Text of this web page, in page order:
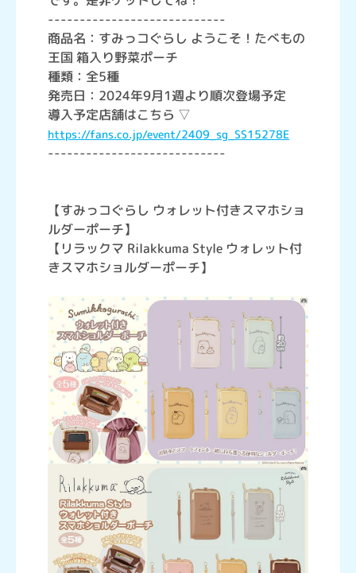
----------------------------
商品名：すみっコぐらし ようこそ！たべもの
王国 箱入り野菜ポーチ
種類：全5種
発売日：2024年9月1週より順次登場予定
導入予定店舗はこちら ▽
https://fans.co.jp/event/2409_sg_SS15278E
----------------------------
【すみっコぐらし ウォレット付きスマホショ
ルダーポーチ】
【リラックマ Rilakkuma Style ウォレット付
きスマホショルダーポーチ】